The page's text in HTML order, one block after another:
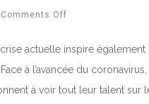
Comments Off
actuelle inspire également
à l’avancée du
à voir tout leur talent sur